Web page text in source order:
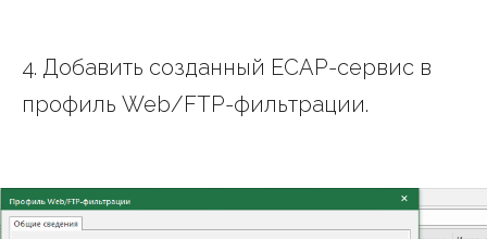
4. Добавить созданный ECAP-сервис в
профиль Web/FTP-фильтрации.